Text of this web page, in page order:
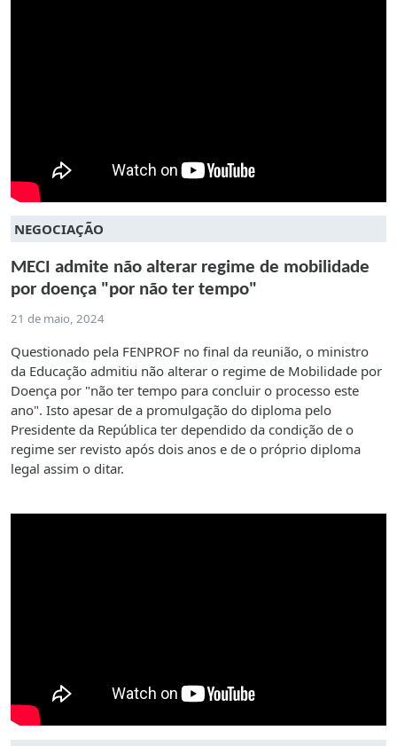
NEGOCIAÇÃO
MECI admite não alterar regime de mobilidade
por doença "por não ter tempo"
21 de maio, 2024
Questionado pela FENPROF no final da reunião, o ministro
da Educação admitiu não alterar o regime de Mobilidade por
Doença por "não ter tempo para concluir o processo este
ano". Isto apesar de a promulgação do diploma pelo
Presidente da República ter dependido da condição de o
regime ser revisto após dois anos e de o próprio diploma
legal assim o ditar.